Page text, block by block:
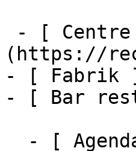
(https://
- [ Fabrik
- [ Bar